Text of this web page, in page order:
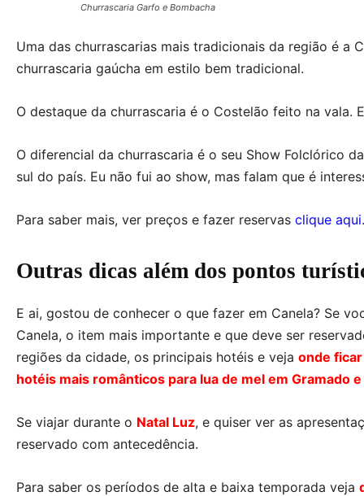
Churrascaria Garfo e Bombacha
Uma das churrascarias mais tradicionais da região é a
churrascaria gaúcha em estilo bem tradicional.
O destaque da churrascaria é o Costelão feito na vala.
O diferencial da churrascaria é o seu Show Folclórico
sul do país. Eu não fui ao show, mas falam que é
Para saber mais, ver preços e fazer reservas clique aqui.
Outras dicas além dos pontos
E ai, gostou de conhecer o que fazer em Canela? Se
Canela, o item mais importante e que deve ser
regiões da cidade, os principais hotéis e veja onde
hotéis mais românticos para lua de mel em Gramado
Se viajar durante o Natal Luz, e quiser ver as
reservado com antecedência.
Para saber os períodos de alta e baixa temporada veja